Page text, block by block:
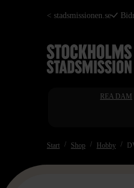
Hoppa
huvudinnehåll
< stadsmissionen.se
REA DAM
Start Shop Hobby